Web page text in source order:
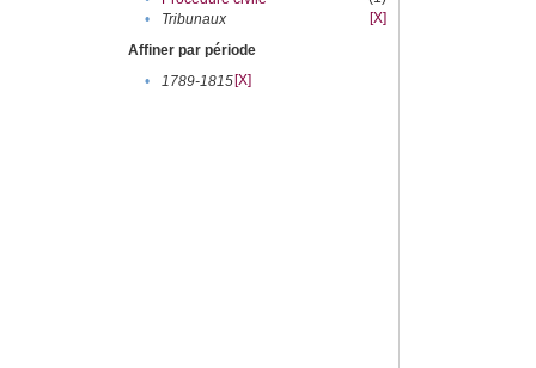
•
Tribunaux
[X]
Affiner par période
•
1789-1815[X]